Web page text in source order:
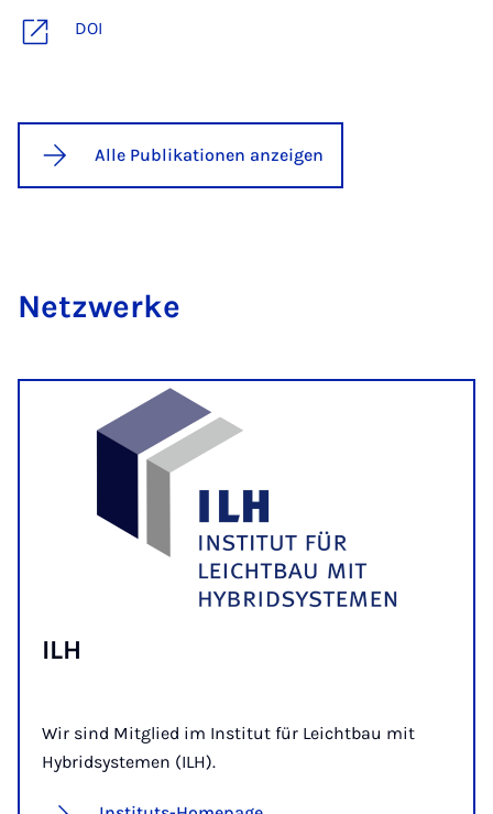
DOI
Alle Publikationen anzeigen
Netz­wer­ke
ILH
Wir sind Mitglied im Institut für Leichtbau mit
Hybridsystemen (ILH).